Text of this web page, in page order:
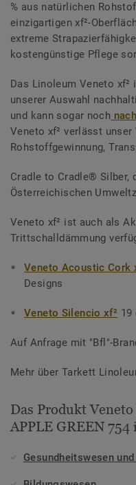
% aus natürlichen
einzigartigen xf²-
extreme
kostengünstige Pflege
Das Linoleum Veneto
unserer Auswahl
und kann sogar noch
Veneto xf² verlässt
Rohstoffgewinnung,
Cradle to Cradle® Silber,
Österreichischen
Veneto xf² ist auch als
Trittschalldämmung
Veneto Acoustic Cork
Designs
Veneto Silencio xf² 19
Auf Anfrage mit "Bfl"-
Mehr über Tarkett
Das Produkt
APPLE GREEN
Gesundheitswesen